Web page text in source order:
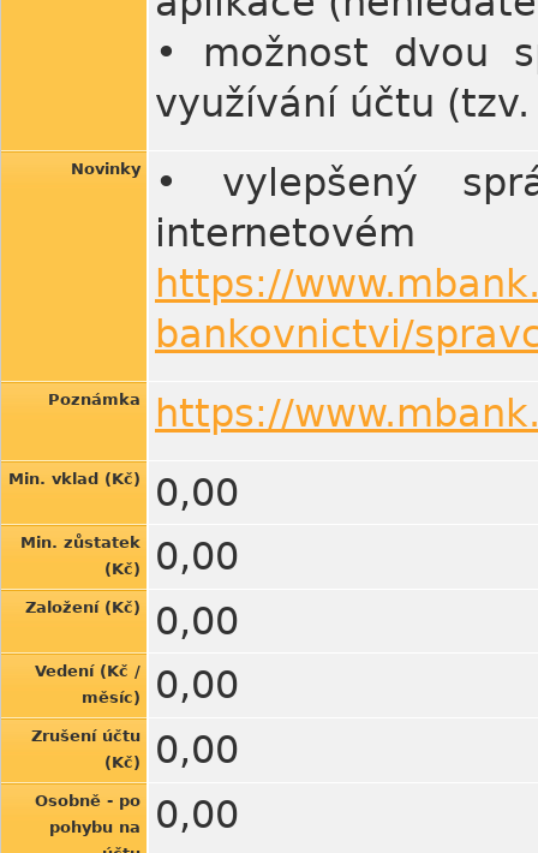
• možnost dvou
využívání účtu
Novinky
• vylepšený
https://
bankovnictvi/
Poznámka https://
Min. vklad (Kč) 0,00
Min. zůstatek
(Kč)
0,00
Založení (Kč) 0,00
Vedení (Kč /
měsíc)
0,00
Zrušení účtu
(Kč)
0,00
Osobně - po
pohybu na
0,00